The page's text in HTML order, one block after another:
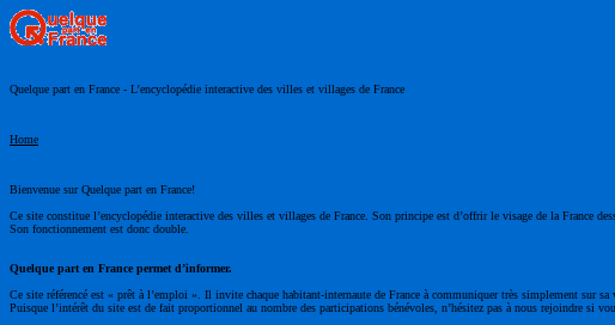
Quelque part en France - L’encyclopédie interactive des villes et villages de France
Home
Bienvenue sur Quelque part en France!
Ce site constitue l’encyclopédie interactive des villes et villages de France. Son principe est d’offrir le visage de la France
Son fonctionnement est donc double.
Quelque part en France permet d’informer.
Ce site référencé est « prêt à l’emploi ». Il invite chaque habitant-internaute de France à communiquer très simplement sur
Puisque l’intérêt du site est de fait proportionnel au nombre des participations bénévoles, n’hésitez pas à nous rejoindre si